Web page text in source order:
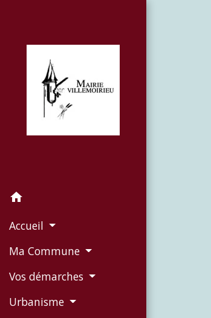
home
Accueil
Ma Commune
Vos démarches
Urbanisme